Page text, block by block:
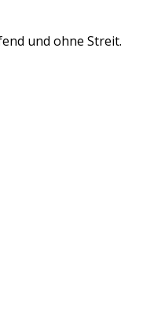
und ohne Streit.